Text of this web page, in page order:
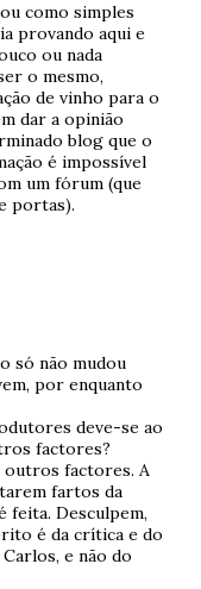
como simples
provando aqui e
ou nada
o mesmo,
de vinho para o
dar a opinião
blog que o
é impossível
um fórum (que
portas).
só não mudou
por enquanto
deve-se ao
factores?
outros factores. A
fartos da
feita. Desculpem,
é da crítica e do
e não do